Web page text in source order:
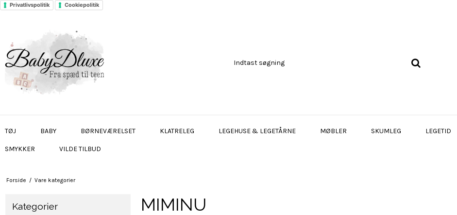
Privatlivspolitik Cookiepolitik
TØJ BABY BØRNEVÆRELSET KLATRELEG LEGEHUSE & LEGETÅRNE MØBLER SKUMLEG LEGETID
SMYKKER VILDE TILBUD
Forside / Vare kategorier
Kategorier MIMINU